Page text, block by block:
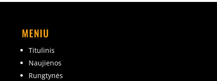
MENIU
Titulinis
Naujienos
Rungtynės